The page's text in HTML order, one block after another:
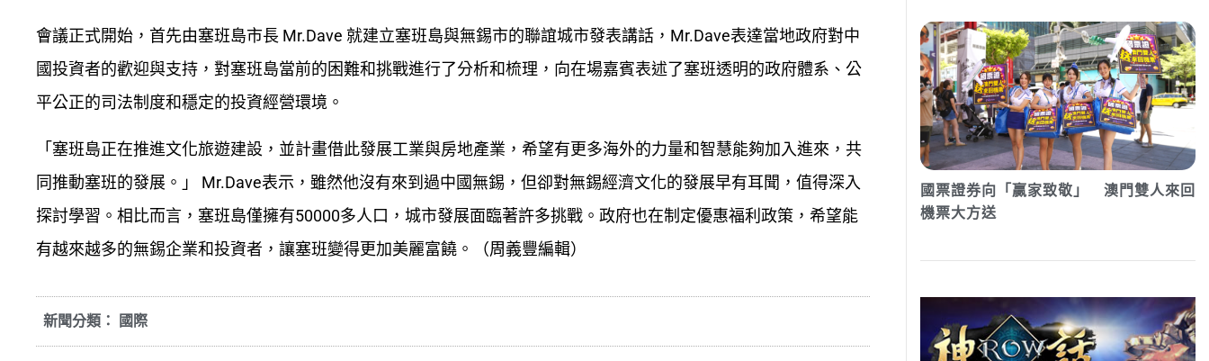
會議正式開始，首先由塞班島市長 Mr.Dave 就建立塞班島與無錫市的聯誼城市發表講話，Mr.Dave表達當地政府對中
國投資者的歡迎與支持，對塞班島當前的困難和挑戰進行了分析和梳理，向在場嘉賓表述了塞班透明的政府體系、公
平公正的司法制度和穩定的投資經營環境。
「塞班島正在推進文化旅遊建設，並計畫借此發展工業與房地產業，希望有更多海外的力量和智慧能夠加入進來，共
同推動塞班的發展。」 Mr.Dave表示，雖然他沒有來到過中國無錫，但卻對無錫經濟文化的發展早有耳聞，值得深入
探討學習。相比而言，塞班島僅擁有50000多人口，城市發展面臨著許多挑戰。政府也在制定優惠福利政策，希望能
有越來越多的無錫企業和投資者，讓塞班變得更加美麗富饒。（周義豐編輯）
新聞分類： 國際
國票證券向「贏家致敬」 澳門雙人來回
機票大方送